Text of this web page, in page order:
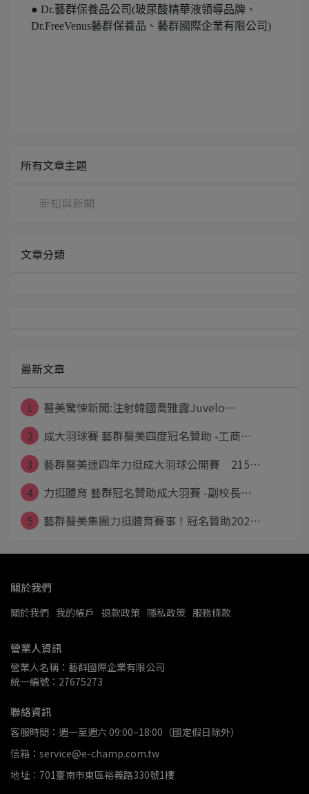
● Dr.藝群保養品公司(玻尿酸精華液領導品牌、
Dr.FreeVenus藝群保養品、藝群國際企業有限公司)
所有文章主題
新知與新聞
文章分類
最新文章
1
醫美驚悚新聞:注射韓國喬雅露Juvelo⋯
2
成大羽球賽 藝群醫美四度冠名贊助 -工商⋯
3
藝群醫美連四年力挺成大羽球公開賽 215⋯
4
力挺體育 藝群冠名贊助成大羽賽 -副校長⋯
5
藝群醫美集團力挺體育賽事！冠名贊助202⋯
關於我們
關於我們 我的帳戶 退款政策 隱私政策 服務條款
營業人資訊
營業人名稱：藝群國際企業有限公司
統一編號：27675273
聯絡資訊
客服時間：週一至週六 09:00–18:00（國定假日除外）
信箱：service@e-champ.com.tw
地址：701臺南市東區裕義路330號1樓